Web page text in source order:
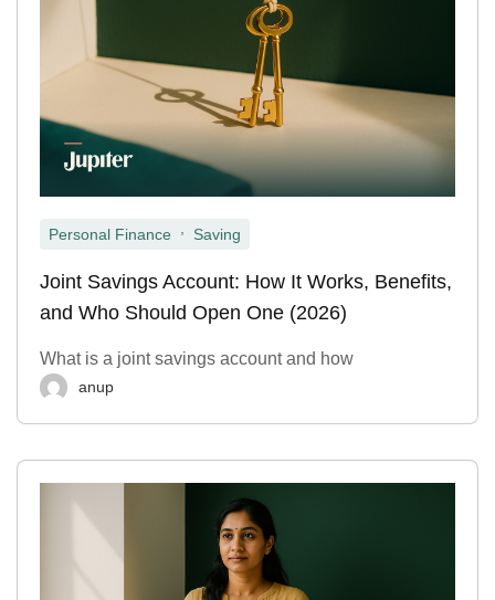
Personal Finance Saving
Joint Savings Account: How It Works, Benefits,
and Who Should Open One (2026)
What is a joint savings account and how
anup